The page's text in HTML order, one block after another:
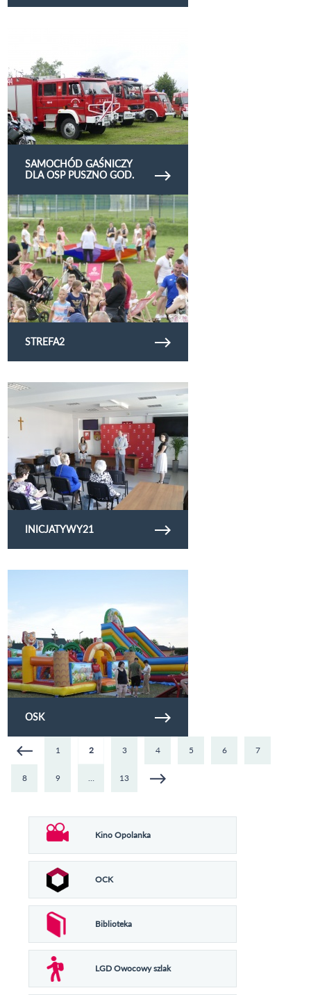
SAMOCHÓD GAŚNICZY
DLA OSP PUSZNO GOD.
STREFA2
Obejrzyj galerię zdjęć strefa2
INICJATYWY21
Obejrzyj galerię zdjęć inicjatywy21
OSK
1 2 3 4 5 6 7
8 9 13
Kino Opolanka
OCK
Biblioteka
LGD Owocowy szlak